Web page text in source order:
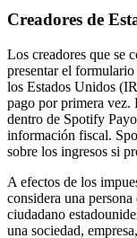
Creadores de
Los creadores que se
presentar el
los Estados Unidos
pago por primera vez.
dentro de Spotify
información fiscal.
sobre los ingresos si
A efectos de los
considera una
ciudadano
una sociedad,